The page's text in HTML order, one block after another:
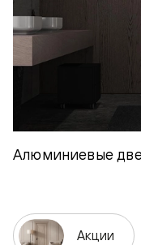
Алюминиевые
Акции